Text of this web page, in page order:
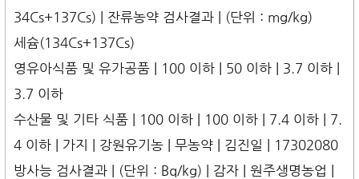
34Cs+137Cs) | 잔류농약 검사결과 | (단위 : mg/kg)
세슘(134Cs+137Cs)
영유아식품 및 유가공품 | 100 이하 | 50 이하 | 3.7 이하 |
3.7 이하
수산물 및 기타 식품 | 100 이하 | 100 이하 | 7.4 이하 | 7.
4 이하 | 가지 | 강원유기농 | 무농약 | 김진일 | 17302080
방사능 검사결과 | (단위 : Bq/kg) | 감자 | 원주생명농업 |